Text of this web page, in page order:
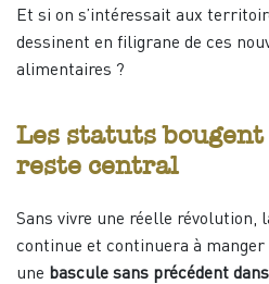
Et si on s’intéressait aux
dessinent en filigrane de ces
alimentaires ?
Les statuts
reste central
Sans vivre une réelle révolution,
continue et continuera à manger
une bascule sans précédent